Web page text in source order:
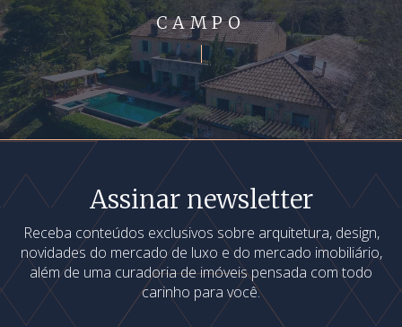
CAMPO
Assinar newsletter
Receba conteúdos exclusivos sobre arquitetura, design,
novidades do mercado de luxo e do mercado imobiliário,
além de uma curadoria de imóveis pensada com todo
carinho para você.